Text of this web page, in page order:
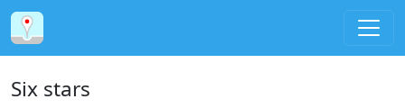
Six stars